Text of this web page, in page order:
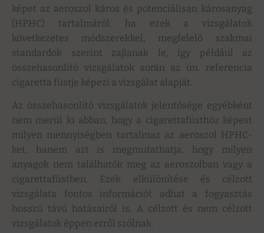
képet az aeroszol káros és potenciálisan károsanyag
(HPHC) tartalmáról, ha ezek a vizsgálatok
következetes módszerekkel, megfelelő szakmai
standardok szerint zajlanak le, így például az
összehasonlító vizsgálatok során az ún. referencia
cigaretta füstje képezi a vizsgálat alapját.
Az összehasonlító vizsgálatok jelentősége egyébként
nem merül ki abban, hogy a cigarettafüsthöz képest
milyen mennyiségben tartalmaz az aeroszol HPHC-
ket, hanem azt is megmutathatja, hogy milyen
anyagok nem találhatók meg az aeroszolban vagy a
cigarettafüstben. Ezek elkülönítése és célzott
vizsgálata fontos információt adhat a fogyasztás
hosszú távú hatásairól is. A célzott és nem célzott
vizsgálatok éppen erről szólnak.